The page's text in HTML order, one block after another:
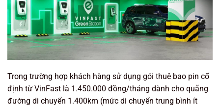
Trong trường hợp khách hàng sử dụng gói thuê bao pin cố
định từ VinFast là 1.450.000 đồng/tháng dành cho quãng
đường di chuyển 1.400km (mức di chuyển trung bình ít